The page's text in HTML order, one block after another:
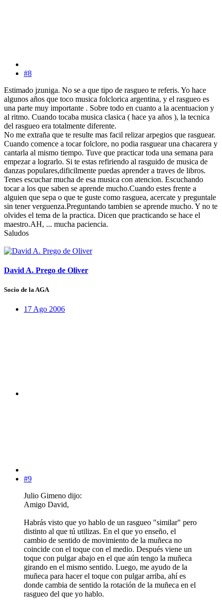
#8
Estimado jzuniga. No se a que tipo de rasgueo te referis. Yo hace
algunos años que toco musica folclorica argentina, y el rasgueo es
una parte muy importante . Sobre todo en cuanto a la acentuacion y
al ritmo. Cuando tocaba musica clasica ( hace ya años ), la tecnica
del rasgueo era totalmente diferente.
No me extraña que te resulte mas facil relizar arpegios que rasguear.
Cuando comence a tocar folclore, no podia rasguear una chacarera y
cantarla al mismo tiempo. Tuve que practicar toda una semana para
empezar a lograrlo. Si te estas refiriendo al rasguido de musica de
danzas populares,dificilmente puedas aprender a traves de libros.
Tenes escuchar mucha de esa musica con atencion. Escuchando
tocar a los que saben se aprende mucho.Cuando estes frente a
alguien que sepa o que te guste como rasguea, acercate y preguntale
sin tener verguenza.Preguntando tambien se aprende mucho. Y no te
olvides el tema de la practica. Dicen que practicando se hace el
maestro.AH, ... mucha paciencia.
Saludos
David A. Prego de Oliver
Socio de la AGA
17 Ago 2006
#9
Julio Gimeno dijo:
Amigo David,
Habrás visto que yo hablo de un rasgueo "similar" pero
distinto al que tú utilizas. En el que yo enseño, el
cambio de sentido de movimiento de la muñeca no
coincide con el toque con el medio. Después viene un
toque con pulgar abajo en el que aún tengo la muñeca
girando en el mismo sentido. Luego, me ayudo de la
muñeca para hacer el toque con pulgar arriba, ahí es
donde cambia de sentido la rotación de la muñeca en el
rasgueo del que yo hablo.